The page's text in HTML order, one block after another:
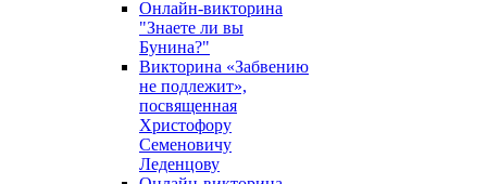
Онлайн-викторина
"Знаете ли вы
Бунина?"
Викторина «Забвению
не подлежит»,
посвященная
Христофору
Семеновичу
Леденцову